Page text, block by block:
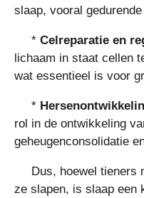
slaap, vooral
* Celreparatie en
lichaam in staat cellen
wat essentieel is voor
*
rol in de ontwikkeling
geheugenconsolidatie
Dus, hoewel tieners
ze slapen, is slaap een